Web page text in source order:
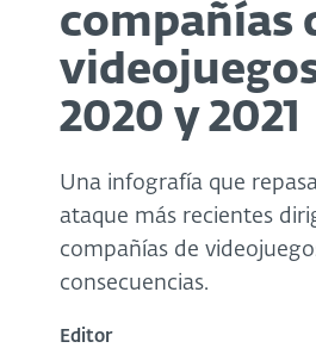
compañías
2020 y 2021
Una infografía que
ataque más recientes
compañías de
consecuencias.
Editor